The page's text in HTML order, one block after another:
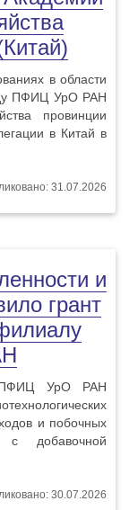
в области
ПФИЦ УрО РАН
провинции
в Китай в
31.07.2026
и
грант
ПФИЦ УрО РАН
и побочных
с добавочной
30.07.2026